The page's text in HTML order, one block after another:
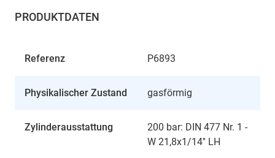
PRODUKTDATEN
Referenz P6893
Physikalischer Zustand gasförmig
Zylinderausstattung
200 bar: DIN 477 Nr. 1 -
W 21,8x1/14'' LH